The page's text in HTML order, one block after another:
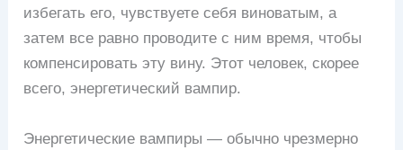
избегать его, чувствуете себя виноватым, а
затем все равно проводите с ним время, чтобы
компенсировать эту вину. Этот человек, скорее
всего, энергетический вампир.
Энергетические вампиры — обычно чрезмерно